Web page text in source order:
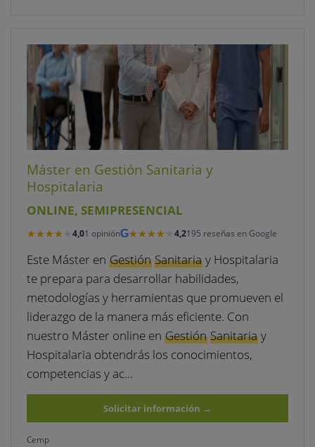
Máster en Gestión Sanitaria y
Hospitalaria
ONLINE, SEMIPRESENCIAL
★★★★★
★★★★★ 4,01 opiniónG★★★★★
★★★★★ 4,2195 reseñas en Google
Este Máster en Gestión Sanitariay Hospitalaria
te prepara para desarrollar habilidades,
metodologías y herramientas que promueven el
liderazgo de la manera más eficiente. Con
nuestro Máster online en Gestión Sanitariay
Hospitalaria obtendrás los conocimientos,
competencias y ac…
Solicitar información →
Cemp